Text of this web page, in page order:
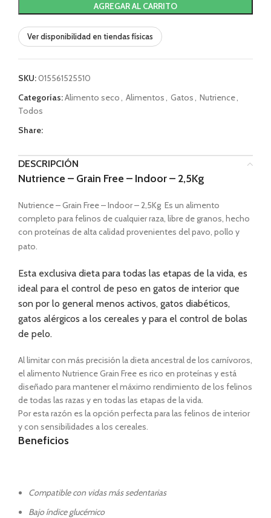
AGREGAR AL CARRITO
Ver disponibilidad en tiendas físicas
SKU:015561525510
Categorías:Alimento seco, Alimentos, Gatos, Nutrience,
Todos
Share:
DESCRIPCIÓN
Nutrience – Grain Free – Indoor – 2,5Kg
Nutrience – Grain Free – Indoor – 2,5Kg Es un alimento
completo para felinos de cualquier raza, libre de granos, hecho
con proteínas de alta calidad provenientes del pavo, pollo y
pato.
Esta exclusiva dieta para todas las etapas de la vida, es
ideal para el control de peso en gatos de interior que
son por lo general menos activos, gatos diabéticos,
gatos alérgicos a los cereales y para el control de bolas
de pelo.
Al limitar con más precisión la dieta ancestral de los carnívoros,
el alimento Nutrience Grain Free es rico en proteínas y está
diseñado para mantener el máximo rendimiento de los felinos
de todas las razas y en todas las etapas de la vida.
Por esta razón es la opción perfecta para las felinos de interior
y con sensibilidades a los cereales.
Beneficios
Compatible con vidas más sedentarias
Bajo índice glucémico